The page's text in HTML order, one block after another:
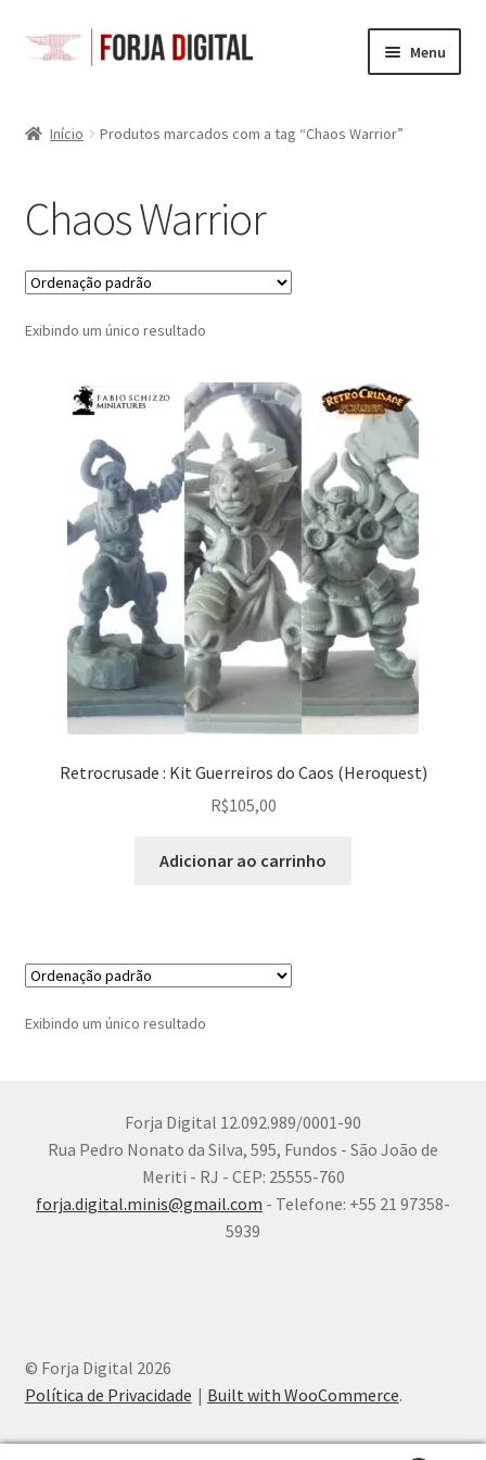
Pular
para
Pular
para
conteúdo
Menu
Checkout
Minha Conta
Space Gits
Battletech
Acessórios
Início Produtos marcados com a tag “Chaos Warrior”
Chaos Warrior
Exibindo um único resultado
Retrocrusade : Kit Guerreiros do Caos (Heroquest)
R$105,00
Adicionar ao carrinho
Exibindo um único resultado
Forja Digital 12.092.989/0001-90
Rua Pedro Nonato da Silva, 595, Fundos - São João de
Meriti - RJ - CEP: 25555-760
forja.digital.minis@gmail.com - Telefone: +55 21 97358-
5939
© Forja Digital 2026
Política de Privacidade
Built with WooCommerce.